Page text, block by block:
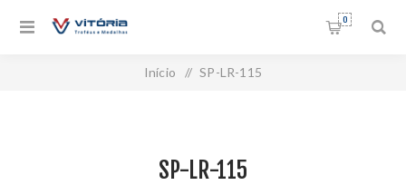
0
Início / SP-LR-115
SP-LR-115